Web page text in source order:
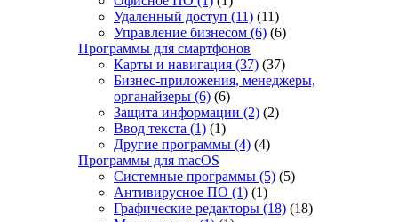
Удаленный доступ (11) (11)
Управление бизнесом (6) (6)
Программы для смартфонов
Карты и навигация (37) (37)
Бизнес-приложения, менеджеры,
органайзеры (6) (6)
Защита информации (2) (2)
Ввод текста (1) (1)
Другие программы (4) (4)
Программы для macOS
Системные программы (5) (5)
Антивирусное ПО (1) (1)
Графические редакторы (18) (18)